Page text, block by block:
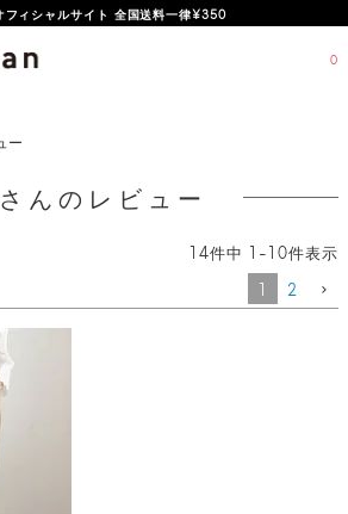
ト新規会員登録特典 500ポイントプレゼント
0
ー
んのレビュー
14件中 1 -10件表示
1
2